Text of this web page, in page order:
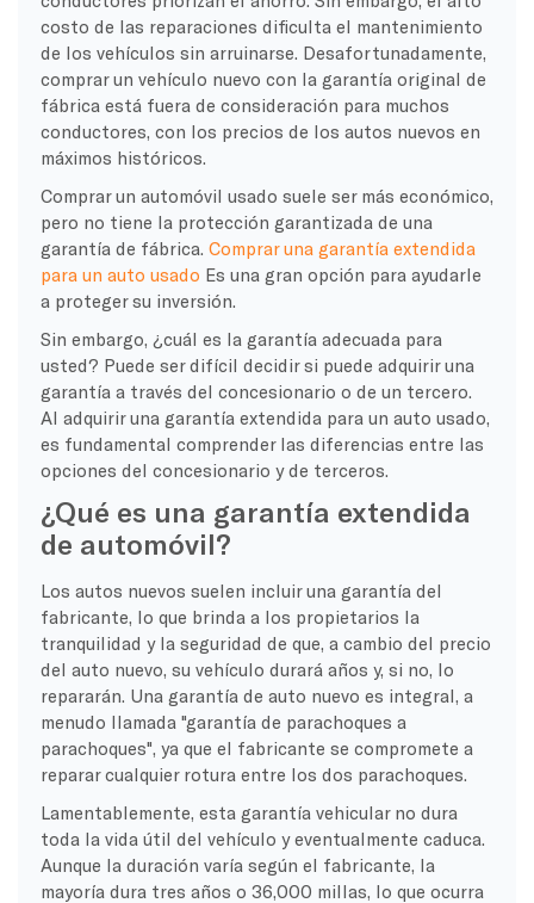
costo de las reparaciones dificulta el mantenimiento
de los vehículos sin arruinarse. Desafortunadamente,
comprar un vehículo nuevo con la garantía original de
fábrica está fuera de consideración para muchos
conductores, con los precios de los autos nuevos en
máximos históricos.
Comprar un automóvil usado suele ser más económico,
pero no tiene la protección garantizada de una
garantía de fábrica. Comprar una garantía extendida
para un auto usado Es una gran opción para ayudarle
a proteger su inversión.
Sin embargo, ¿cuál es la garantía adecuada para
usted? Puede ser difícil decidir si puede adquirir una
garantía a través del concesionario o de un tercero.
Al adquirir una garantía extendida para un auto usado,
es fundamental comprender las diferencias entre las
opciones del concesionario y de terceros.
¿Qué es una garantía extendida
de automóvil?
Los autos nuevos suelen incluir una garantía del
fabricante, lo que brinda a los propietarios la
tranquilidad y la seguridad de que, a cambio del precio
del auto nuevo, su vehículo durará años y, si no, lo
repararán. Una garantía de auto nuevo es integral, a
menudo llamada "garantía de parachoques a
parachoques", ya que el fabricante se compromete a
reparar cualquier rotura entre los dos parachoques.
Lamentablemente, esta garantía vehicular no dura
toda la vida útil del vehículo y eventualmente caduca.
Aunque la duración varía según el fabricante, la
mayoría dura tres años o 36,000 millas, lo que ocurra